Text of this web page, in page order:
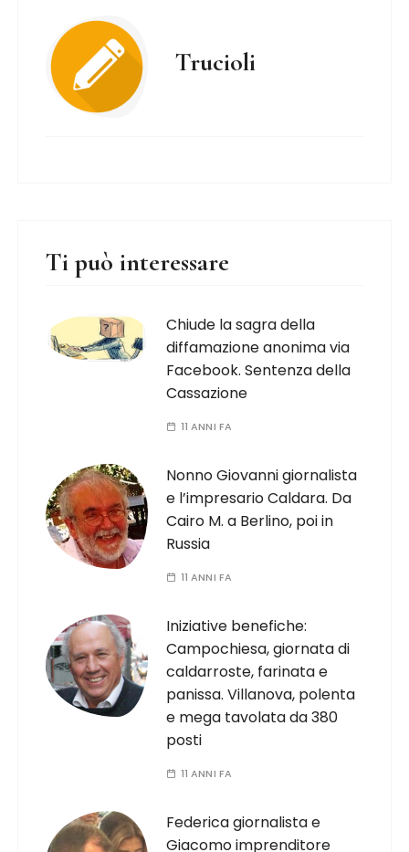
Trucioli
Ti può interessare
Chiude la sagra della
diffamazione anonima via
Facebook. Sentenza della
Cassazione
11 ANNI FA
Nonno Giovanni giornalista
e l’impresario Caldara. Da
Cairo M. a Berlino, poi in
Russia
11 ANNI FA
Iniziative benefiche:
Campochiesa, giornata di
caldarroste, farinata e
panissa. Villanova, polenta
e mega tavolata da 380
posti
11 ANNI FA
Federica giornalista e
Giacomo imprenditore